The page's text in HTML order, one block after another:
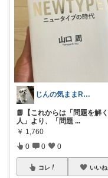
じんの気ままROOM
📗【これからは「問題を解く
人」より、「問題 ...
￥ 1,760
0 0 0
コレ いいね